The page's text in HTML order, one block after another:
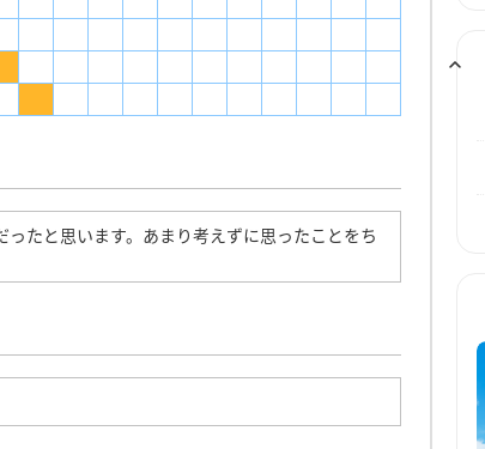
たと思います。あまり考えずに思ったことをち